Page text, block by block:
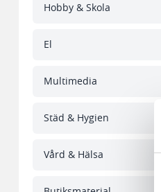
Hobby & Skola
El
Multimedia
Städ & Hygien
Vård & Hälsa